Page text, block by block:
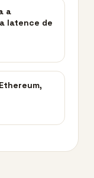
a
latence de